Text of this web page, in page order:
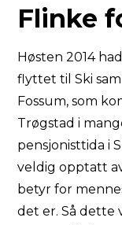
Flinke
Høsten 2014
flyttet til Ski
Fossum, som
Trøgstad i
pensjonisttida i
veldig opptatt
betyr for
det er. Så dette